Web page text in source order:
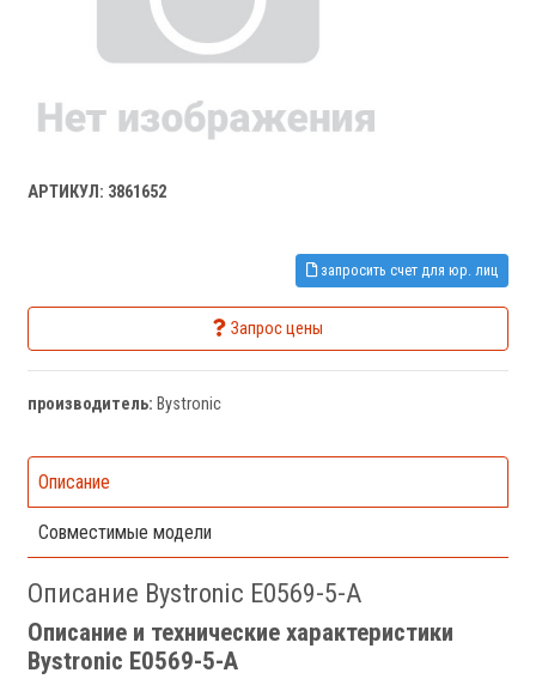
АРТИКУЛ: 3861652
запросить счет для юр. лиц
Запрос цены
производитель: Bystronic
Описание
Совместимые модели
Описание Bystronic E0569-5-A
Описание и технические характеристики
Bystronic E0569-5-A